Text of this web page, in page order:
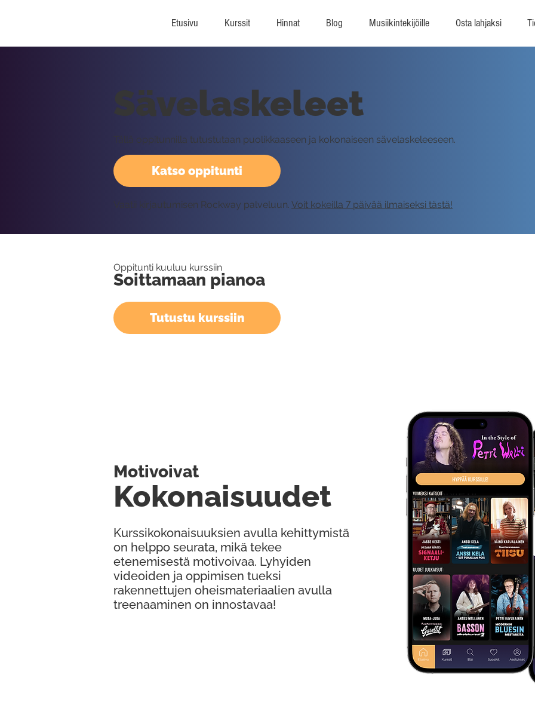
Etusivu Kurssit Hinnat Blog Musiikintekijöille Osta lahjaksi
Katso oppitunti
Sävelaskeleet
Tällä oppitunnilla tutustutaan puolikkaaseen ja kokonaiseen sävelaskeleeseen.
Vaatii kirjautumisen Rockway palveluun. Voit kokeilla 7 päivää ilmaiseksi tästä!
Oppitunti kuuluu kurssiin
Soittamaan pianoa
Tutustu kurssiin
Kurssikokonaisuuksien avulla kehittymistä
on helppo seurata, mikä tekee
etenemisestä motivoivaa. Lyhyiden
videoiden ja oppimisen tueksi
rakennettujen oheismateriaalien avulla
treenaaminen on innostavaa!
Kokonaisuudet
Motivoivat